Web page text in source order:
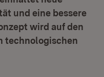
und eine bessere
wird auf den
technologischen